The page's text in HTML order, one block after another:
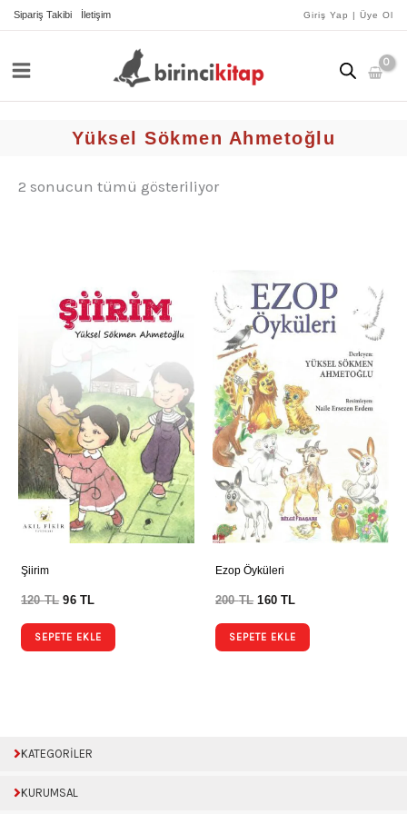
İçeriğe
Sipariş Takibi İletişim Giriş Yap | Üye Ol
Yüksel Sökmen Ahmetoğlu
2 sonucun tümü gösteriliyor
göre
Şiirim
120TL 96TL
SEPETE EKLE
Ezop Öyküleri
200TL 160TL
SEPETE EKLE
KATEGORİLER
KURUMSAL